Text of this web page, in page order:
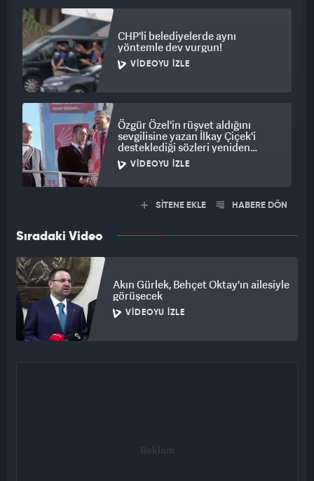
CHP'li belediyelerde aynı
yöntemle dev vurgun!
VIDEOYU İZLE
Özgür Özel'in rüşvet aldığını
sevgilisine yazan İlkay Çiçek'i
desteklediği sözleri yeniden
gündem oldu
VIDEOYU İZLE
SİTENE EKLE HABERE DÖN
Sıradaki Video
Akın Gürlek, Behçet Oktay'ın ailesiyle
görüşecek
VIDEOYU İZLE